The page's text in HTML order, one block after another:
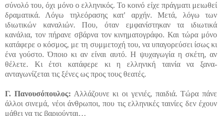
σύνολό του, όχι μόνο ο ελληνικός. Το κοινό είχε πράγματι μειωθεί
δραματικά. Λόγω τηλεόρασης κατ' αρχήν. Μετά, λόγω των
ιδιωτικών καναλιών. Που, όταν εμφανίστηκαν τα ιδιωτικά
κανάλια, τον πήρανε σβάρνα τον κινηματογράφο. Και τώρα μόνο
κατάφερε ο κόσμος, με τη συμμετοχή του, να υπαγορεύσει ίσως κι
ένα γούστο. Όποιο κι αν είναι αυτό. Η ψυχαγωγία η σκέτη, αν
θέλετε. Κι έτσι κατάφερε κι η ελληνική ταινία να ξανα-
ανταγωνίζεται τις ξένες ως προς τους θεατές.
Γ. Πανουσόπουλος: Αλλάζουνε κι οι γενιές, παιδιά. Τώρα πάνε
άλλοι σινεμά, νέοι άνθρωποι, που τις ελληνικές ταινίες δεν έχουν
μάθει να τις βαριούνται…